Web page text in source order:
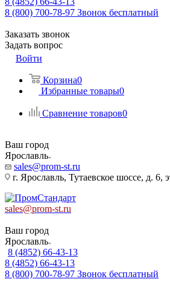
8 (800) 700-78-97 Звонок бесплатный
Заказать звонок
Задать вопрос
Войти
Корзина0
Избранные товары0
Сравнение товаров0
Ваш город
Ярославль
sales@prom-st.ru
г. Ярославль, Тутаевское шоссе, д. 6,
sales@prom-st.ru
Ваш город
Ярославль
8 (4852) 66-43-13
8 (4852) 66-43-13
8 (800) 700-78-97 Звонок бесплатный